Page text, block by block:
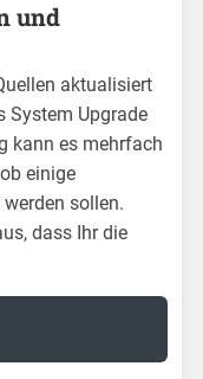
und
aktualisiert
System Upgrade
kann es mehrfach
einige
sollen.
dass Ihr die